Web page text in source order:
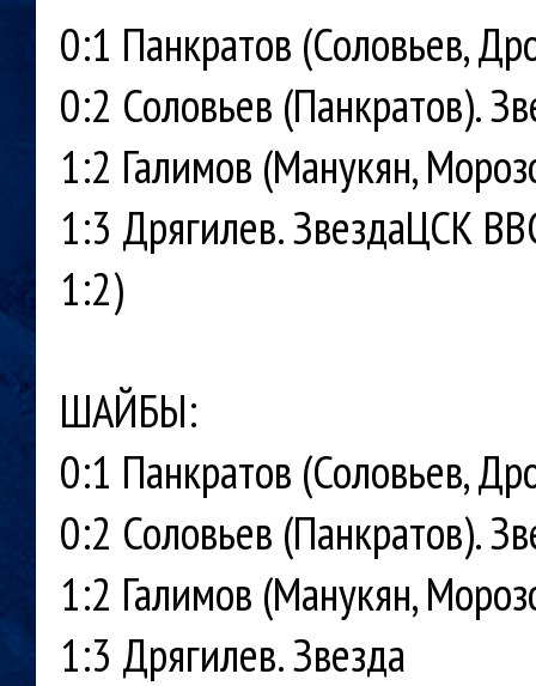
0:1 Панкратов (Соловьев,
0:2 Соловьев (Панкратов).
1:2 Галимов (Манукян,
1:3 Дрягилев. ЗвездаЦСК
1:2)
ШАЙБЫ:
0:1 Панкратов (Соловьев,
0:2 Соловьев (Панкратов).
1:2 Галимов (Манукян,
1:3 Дрягилев. Звезда